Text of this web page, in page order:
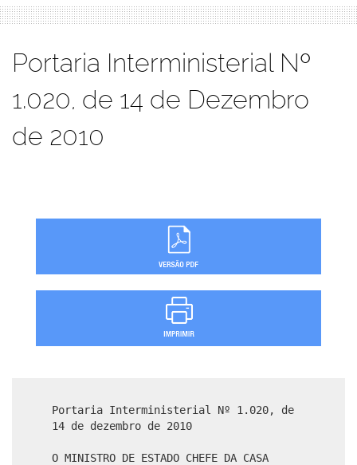
Portaria Interministerial Nº
1.020, de 14 de Dezembro
de 2010
Portaria Interministerial Nº 1.020, de
14 de dezembro de 2010
O MINISTRO DE ESTADO CHEFE DA CASA